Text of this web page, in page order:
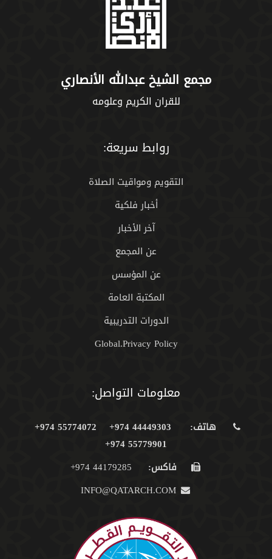
مجمع الشيخ عبدالله الأنصاري
للقران الكريم وعلومه
روابط سريعة:
التقويم ومواقيت الصلاة
أخبار فلكية
آخر الأخبار
عن المجمع
عن المؤسس
المكتبة العامة
الدورات التدريبية
Global.Privacy Policy
معلومات التواصل:
هاتف: 44449303 974+
55774072 974+
55779901 974+
فاكس: